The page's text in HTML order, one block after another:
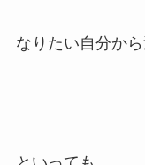
なりたい自分か